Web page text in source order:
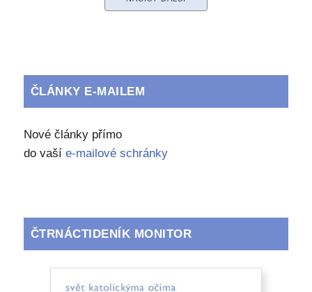
ČLÁNKY E-MAILEM
Nové články přímo
do vaší e-mailové schránky
ČTRNÁCTIDENÍK MONITOR